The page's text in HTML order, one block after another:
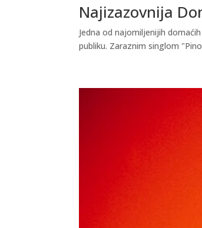
Najizazovnija
Jedna od najomiljenijih
publiku. Zaraznim singlom